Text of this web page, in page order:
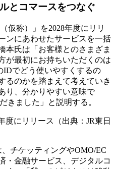
とコマースをつなぐ
仮称）」を2028年度にリリ
ンにあわせたサービスを一括
本氏は「お客様とのさまざま
が最初にお持ちいただくのは
IDでどう使いやすくするの
るのかを踏まえて考えていき
り、分かりやすい意味で
きました」と説明する。
度にリリース（出典：JR東日
チケッティングやOMO/EC
・金融サービス、デジタルコ